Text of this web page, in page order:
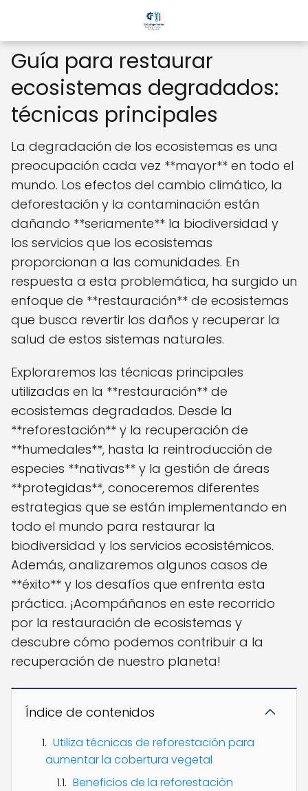
Guía para restaurar
ecosistemas degradados:
técnicas principales
La degradación de los ecosistemas es una
preocupación cada vez **mayor** en todo el
mundo. Los efectos del cambio climático, la
deforestación y la contaminación están
dañando **seriamente** la biodiversidad y
los servicios que los ecosistemas
proporcionan a las comunidades. En
respuesta a esta problemática, ha surgido un
enfoque de **restauración** de ecosistemas
que busca revertir los daños y recuperar la
salud de estos sistemas naturales.
Exploraremos las técnicas principales
utilizadas en la **restauración** de
ecosistemas degradados. Desde la
**reforestación** y la recuperación de
**humedales**, hasta la reintroducción de
especies **nativas** y la gestión de áreas
**protegidas**, conoceremos diferentes
estrategias que se están implementando en
todo el mundo para restaurar la
biodiversidad y los servicios ecosistémicos.
Además, analizaremos algunos casos de
**éxito** y los desafíos que enfrenta esta
práctica. ¡Acompáñanos en este recorrido
por la restauración de ecosistemas y
descubre cómo podemos contribuir a la
recuperación de nuestro planeta!
Índice de contenidos
Utiliza técnicas de reforestación para
aumentar la cobertura vegetal
Beneficios de la reforestación